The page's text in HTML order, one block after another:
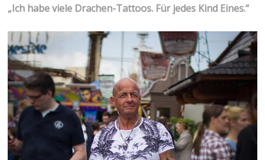
„Ich habe viele Drachen-Tattoos. Für jedes Kind Eines.“